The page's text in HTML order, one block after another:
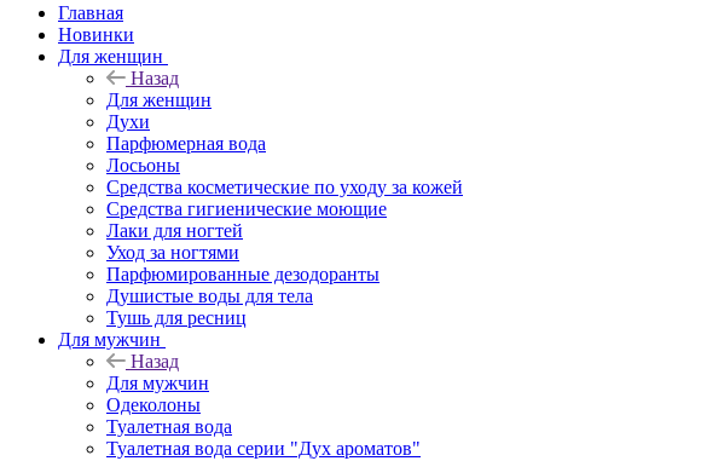
Главная
Новинки
Для женщин
Назад
Для женщин
Духи
Парфюмерная вода
Лосьоны
Средства косметические по уходу за кожей
Средства гигиенические моющие
Лаки для ногтей
Уход за ногтями
Парфюмированные дезодоранты
Душистые воды для тела
Тушь для ресниц
Для мужчин
Назад
Для мужчин
Одеколоны
Туалетная вода
Туалетная вода серии "Дух ароматов"